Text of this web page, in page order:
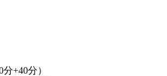
+40分）